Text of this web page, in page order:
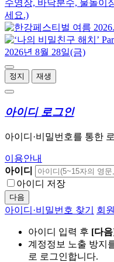
정지 재생
아이디 로그인
아이디·비밀번호를 통한
이용안내
아이디
아이디 저장
다음
아이디·비밀번호 찾기 회
아이디 입력 후 [다
계정정보 노출 방지
로 로그인합니다.